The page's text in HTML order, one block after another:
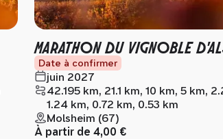
MARATHON DU VIGNOBLE
Date à confirmer
juin 2027
42.195 km, 21.1 km, 10 km, 5 km,
1.24 km, 0.72 km, 0.53 km
Molsheim (67)
À partir de 4,00 €